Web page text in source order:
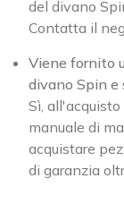
del divano
Contatta il
Viene fornito
divano Spin e
Sì,
manuale di
acquistare
di garanzia